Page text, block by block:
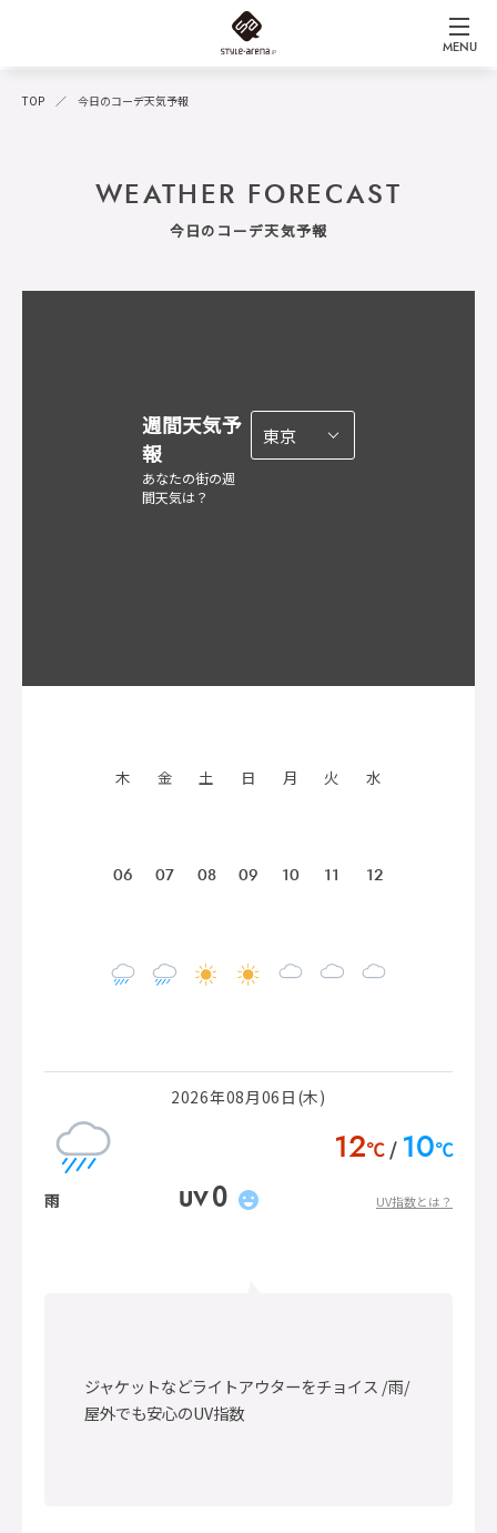
MENU
TOP 今日のコーデ天気予報
WEATHER FORECAST
今日のコーデ天気予報
週間天気予
報
あなたの街の週
間天気は？
木
06
金
07
土
08
日
09
月
10
火
11
水
12
2026年08月06日(木)
12℃ 10℃
雨 UV0 UV指数とは？
ジャケットなどライトアウターをチョイス /雨/
屋外でも安心のUV指数